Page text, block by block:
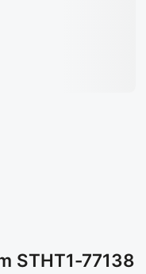
STHT1-77138